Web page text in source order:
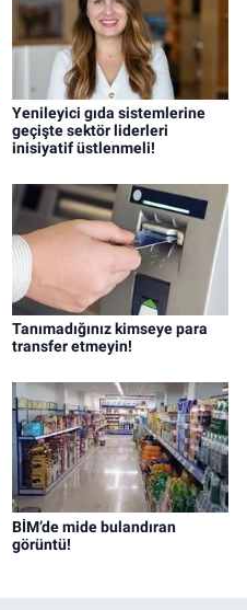
Yenileyici gıda sistemlerine
geçişte sektör liderleri
inisiyatif üstlenmeli!
Tanımadığınız kimseye para
transfer etmeyin!
BİM’de mide bulandıran
görüntü!